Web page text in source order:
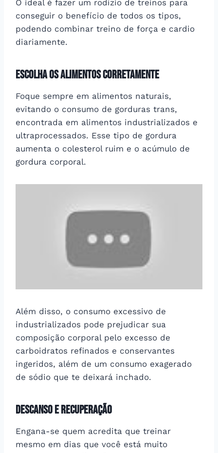
O ideal é fazer um rodízio de treinos para
conseguir o benefício de todos os tipos,
podendo combinar treino de força e cardio
diariamente.
Escolha os alimentos corretamente
Foque sempre em alimentos naturais,
evitando o consumo de gorduras trans,
encontrada em alimentos industrializados e
ultraprocessados. Esse tipo de gordura
aumenta o colesterol ruim e o acúmulo de
gordura corporal.
Além disso, o consumo excessivo de
industrializados pode prejudicar sua
composição corporal pelo excesso de
carboidratos refinados e conservantes
ingeridos, além de um consumo exagerado
de sódio que te deixará inchado.
Descanso e recuperação
Engana-se quem acredita que treinar
mesmo em dias que você está muito